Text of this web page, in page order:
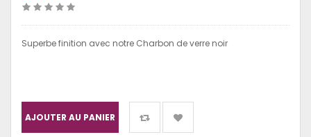
Superbe finition avec notre Charbon de verre noir
AJOUTER AU PANIER